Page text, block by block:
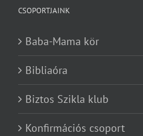
CSOPORTJAINK
Baba-Mama kör
Bibliaóra
Biztos Szikla klub
Konfirmációs csoport